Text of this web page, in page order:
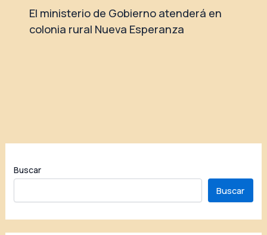
El ministerio de Gobierno atenderá en
colonia rural Nueva Esperanza
Buscar
Buscar